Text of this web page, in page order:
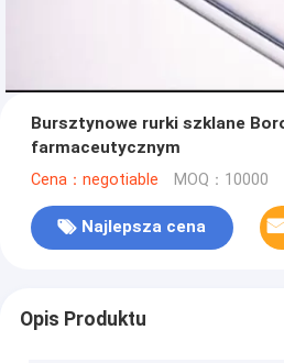
Bursztynowe rurki szklane
farmaceutycznym
Cena：negotiable MOQ：10000
Najlepsza cena
Opis Produktu